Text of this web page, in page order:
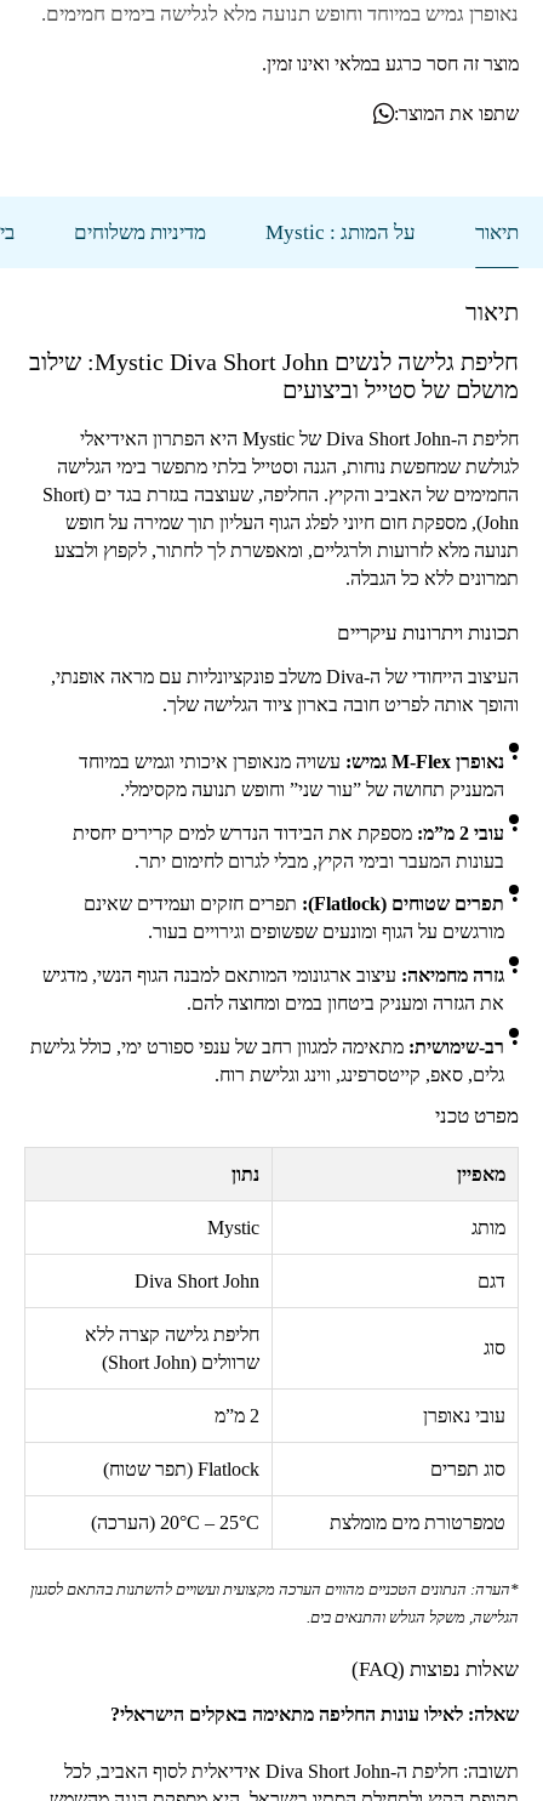
נאופרן גמיש במיוחד וחופש תנועה מלא לגלישה בימים חמימים.
מוצר זה חסר כרגע במלאי ואינו זמין.
שתפו את המוצר:
תיאור על המותג : Mystic מדיניות משלוחים
תיאור
חליפת גלישה לנשים Mystic Diva Short John: שילוב
מושלם של סטייל וביצועים
חליפת ה-Diva Short Johnשל Mysticהיא הפתרון האידיאלי
לגולשת שמחפשת נוחות, הגנה וסטייל בלתי מתפשר בימי הגלישה
החמימים של האביב והקיץ. החליפה, שעוצבה בגזרת בגד ים (Short
John), מספקת חום חיוני לפלג הגוף העליון תוך שמירה על חופש
תנועה מלא לזרועות ולרגליים, ומאפשרת לך לחתור, לקפוץ ולבצע
תמרונים ללא כל הגבלה.
תכונות ויתרונות עיקריים
העיצוב הייחודי של ה-Divaמשלב פונקציונליות עם מראה אופנתי,
והופך אותה לפריט חובה בארון ציוד הגלישה שלך.
נאופרן M-Flexגמיש: עשויה מנאופרן איכותי וגמיש במיוחד
המעניק תחושה של ”עור שני” וחופש תנועה מקסימלי.
עובי 2 מ”מ:
מספקת את הבידוד הנדרש למים קרירים יחסית
בעונות המעבר ובימי הקיץ, מבלי לגרום לחימום יתר.
תפרים שטוחים (Flatlock
): תפרים חזקים ועמידים שאינם
מורגשים על הגוף ומונעים שפשופים וגירויים בעור.
גזרה מחמיאה: עיצוב ארגונומי המותאם למבנה הגוף הנשי, מדגיש
את הגזרה ומעניק ביטחון במים ומחוצה להם.
רב-שימושית: מתאימה למגוון רחב של ענפי ספורט ימי, כולל גלישת
גלים, סאפ, קייטסרפינג, ווינג וגלישת רוח.
מפרט טכני
מאפיין נתון
מותג Mystic
דגם Diva Short John
סוג
חליפת גלישה קצרה ללא
שרוולים (Short John
)
עובי נאופרן 2 מ”מ
סוג תפרים Flatlock(תפר שטוח)
טמפרטורת מים מומלצת 20°C – 25°C (הערכה)
*הערה: הנתונים הטכניים מהווים הערכה מקצועית ועשויים להשתנות בהתאם לסגנון
הגלישה, משקל הגולש והתנאים בים.
שאלות נפוצות (FAQ
)
שאלה: לאילו עונות החליפה מתאימה באקלים הישראלי?
תשובה: חליפת ה-Diva Short Johnאידיאלית לסוף האביב, לכל